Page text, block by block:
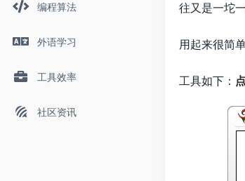
编程算法
外语学习
工具效率
社区资讯
往又是一坨
用起来很简
工具如下：